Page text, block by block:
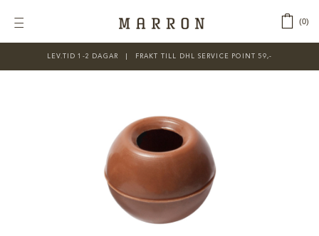
Toggle
KATEGORIER
0
LEV.TID 1-2 DAGAR ‎‏‏‎ ‎‏‏‎ ‎|‏‏‎ ‎‏‏‎ ‎‏‏‎ ‎FRAKT TILL DHL SERVICE POINT 59,-